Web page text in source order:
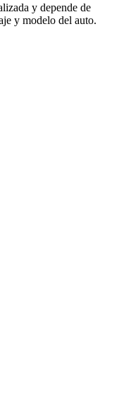
y depende de
y modelo del auto.